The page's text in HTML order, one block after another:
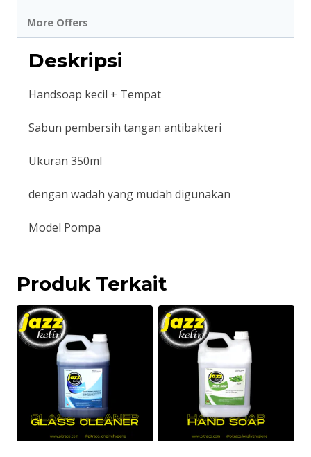
More Offers
Deskripsi
Handsoap kecil + Tempat
Sabun pembersih tangan antibakteri
Ukuran 350ml
dengan wadah yang mudah digunakan
Model Pompa
Produk Terkait